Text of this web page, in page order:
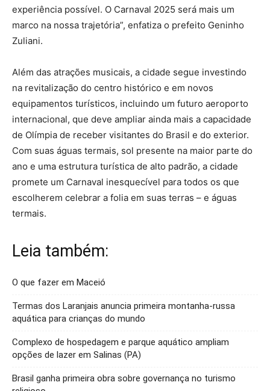
experiência possível. O Carnaval 2025 será mais um
marco na nossa trajetória”, enfatiza o prefeito Geninho
Zuliani.
Além das atrações musicais, a cidade segue investindo
na revitalização do centro histórico e em novos
equipamentos turísticos, incluindo um futuro aeroporto
internacional, que deve ampliar ainda mais a capacidade
de Olímpia de receber visitantes do Brasil e do exterior.
Com suas águas termais, sol presente na maior parte do
ano e uma estrutura turística de alto padrão, a cidade
promete um Carnaval inesquecível para todos os que
escolherem celebrar a folia em suas terras – e águas
termais.
Leia também:
O que fazer em Maceió
Termas dos Laranjais anuncia primeira montanha-russa
aquática para crianças do mundo
Complexo de hospedagem e parque aquático ampliam
opções de lazer em Salinas (PA)
Brasil ganha primeira obra sobre governança no turismo